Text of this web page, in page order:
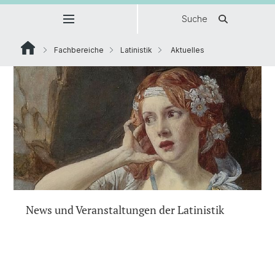
Suche
Fachbereiche Latinistik Aktuelles
News und Veranstaltungen der Latinistik